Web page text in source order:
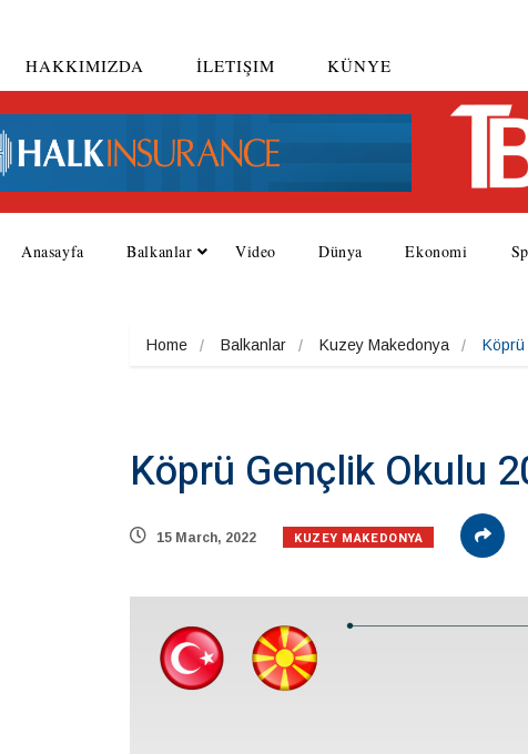
HAKKIMIZDA İLETIŞIM KÜNYE
Anasayfa Balkanlar Video Dünya Ekonomi
Home Balkanlar Kuzey Makedonya Köprü
Köprü Gençlik Okulu
15 March, 2022 KUZEY MAKEDONYA